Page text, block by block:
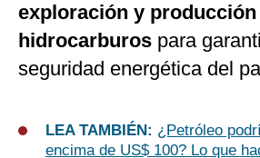
exploración y producción
hidrocarburos para
seguridad energética del
LEA TAMBIÉN: ¿Petróleo
encima de US$ 100? Lo que